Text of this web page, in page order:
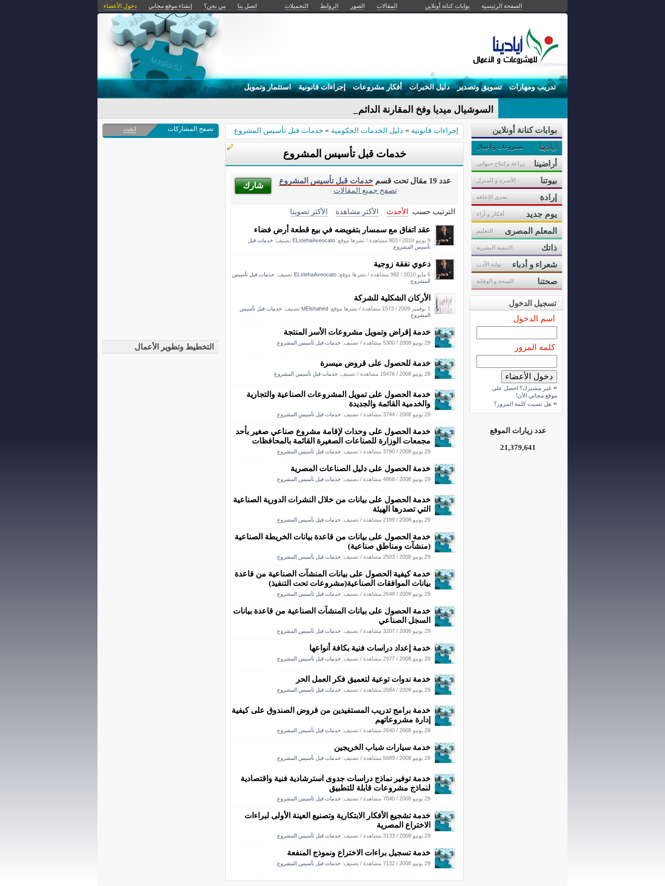
الصفحة الرئيسية بوابات كنانة أونلاين المقالات الصور الروابط التحميلات اتصل بنا من نحن؟ إنشاء موقع مجاني دخول الأعضاء
تدريب ومهارات تسويق وتصدير دليل الخبرات أفكار مشروعات إجراءات قانونية استثمار وتمويل
السوشيال ميديا وفخ المقارنة الدائمة
إجراءات قانونية » دليل الخدمات الحكومية » خدمات قبل تأسيس المشروع
خدمات قبل تأسيس المشروع
شارك
عدد 19 مقال تحت قسم
خدمات قبل تأسيس المشروع
تصفح جميع المقالات
الترتيب حسب الأحدث الأكثر مشاهدة الأكثر تصويتا
عقد اتفاق مع سمسار بتفويضه في بيع قطعة أرض فضاء
9 يونيو 2010 / 803 مشاهدة / نشرها موقع: ELstehaAveocato تصنيف: خدمات قبل
تأسيس المشروع
دعوي نفقة زوجية
6 مايو 2010 / 992 مشاهدة / نشرها موقع: ELstehaAveocato تصنيف: خدمات قبل تأسيس
المشروع
الأركان الشكلية للشركة
1 نوفمبر 2009 / 1573 مشاهدة / نشرها موقع: MElshahed تصنيف: خدمات قبل تأسيس
المشروع
خدمة إقراض وتمويل مشروعات الأسر المنتجة
29 يونيو 2008 / 5300 مشاهدة / تصنيف: خدمات قبل تأسيس المشروع
خدمة للحصول على قروض ميسرة
29 يونيو 2008 / 15476 مشاهدة / تصنيف: خدمات قبل تأسيس المشروع
خدمة الحصول على تمويل المشروعات الصناعية والتجارية
والخدمية القائمة والجديدة
29 يونيو 2008 / 3744 مشاهدة / تصنيف: خدمات قبل تأسيس المشروع
خدمة الحصول على وحدات لإقامة مشروع صناعي صغير بأحد
مجمعات الوزارة للصناعات الصغيرة القائمة بالمحافظات
29 يونيو 2008 / 3790 مشاهدة / تصنيف: خدمات قبل تأسيس المشروع
خدمة الحصول على دليل الصناعات المصرية
29 يونيو 2008 / 4868 مشاهدة / تصنيف: خدمات قبل تأسيس المشروع
خدمة الحصول على بيانات من خلال النشرات الدورية الصناعية
التي تصدرها الهيئة
29 يونيو 2008 / 2189 مشاهدة / تصنيف: خدمات قبل تأسيس المشروع
خدمة الحصول على بيانات من قاعدة بيانات الخريطة الصناعية
(منشآت ومناطق صناعية)
29 يونيو 2008 / 2503 مشاهدة / تصنيف: خدمات قبل تأسيس المشروع
خدمة كيفية الحصول على بيانات المنشآت الصناعية من قاعدة
بيانات الموافقات الصناعية(مشروعات تحت التنفيذ)
29 يونيو 2008 / 2648 مشاهدة / تصنيف: خدمات قبل تأسيس المشروع
خدمة الحصول على بيانات المنشآت الصناعية من قاعدة بيانات
السجل الصناعي
29 يونيو 2008 / 3207 مشاهدة / تصنيف: خدمات قبل تأسيس المشروع
خدمة إعداد دراسات فنية بكافة أنواعها
29 يونيو 2008 / 2977 مشاهدة / تصنيف: خدمات قبل تأسيس المشروع
خدمة ندوات توعية لتعميق فكر العمل الحر
29 يونيو 2008 / 2684 مشاهدة / تصنيف: خدمات قبل تأسيس المشروع
خدمة برامج تدريب المستفيدين من قروض الصندوق على كيفية
إدارة مشروعاتهم
29 يونيو 2008 / 2640 مشاهدة / تصنيف: خدمات قبل تأسيس المشروع
خدمة سيارات شباب الخريجين
29 يونيو 2008 / 5689 مشاهدة / تصنيف: خدمات قبل تأسيس المشروع
خدمة توفير نماذج دراسات جدوى استرشادية فنية واقتصادية
لنماذج مشروعات قابلة للتطبيق
29 يونيو 2008 / 7040 مشاهدة / تصنيف: خدمات قبل تأسيس المشروع
خدمة تشجيع الأفكار الابتكارية وتصنيع العينة الأولى لبراءات
الاختراع المصرية
29 يونيو 2008 / 3133 مشاهدة / تصنيف: خدمات قبل تأسيس المشروع
خدمة تسجيل براءات الاختراع ونموذج المنفعة
29 يونيو 2008 / 7132 مشاهدة / تصنيف: خدمات قبل تأسيس المشروع
بوابات كنانة أونلاين
أيادينا
مشروعات و أعمال
أراضينا زراعة و إنتاج حيوانى
بيوتنا الأسرة و المنزل
إرادة تحدى الإعاقة
يوم جديد أفكار و آراء
المعلم المصرى التعليم
ذاتك التنمية البشرية
شعراء و أدباء بوابة الأدب
صحتنا الصحة و الوقاية
تسجيل الدخول
اسم الدخول
كلمة المرور
» غير مشترك؟ احصل على
موقع مجاني الآن!
» هل نسيت كلمة المرور؟
عدد زيارات الموقع
21,379,641
تصفح المشاركات ابحث
التخطيط وتطوير الأعمال